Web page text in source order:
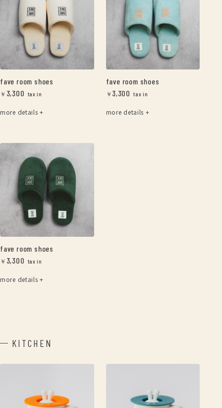
fave room shoes
￥ 3,300
more details +
fave room shoes
￥ 3,300
more details +
fave room shoes
￥ 3,300
more details +
KITCHEN